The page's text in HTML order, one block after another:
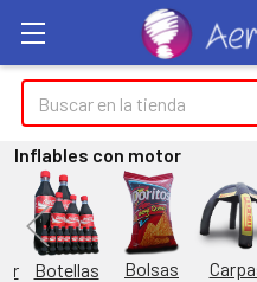
Buscar
Inflables con motor
Botellas Bolsas